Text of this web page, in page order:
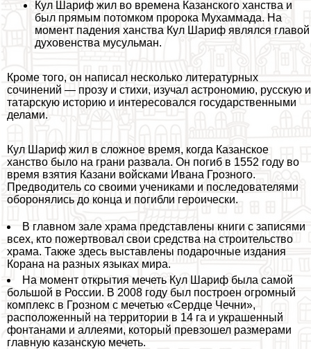
Кул Шариф жил во времена Казанского ханства и
был прямым потомком пророка Мухаммада. На
момент падения ханства Кул Шариф являлся главой
духовенства мусульман.
Кроме того, он написал несколько литературных
сочинений — прозу и стихи, изучал астрономию, русскую и
татарскую историю и интересовался государственными
делами.
Кул Шариф жил в сложное время, когда Казанское
ханство было на грани развала. Он погиб в 1552 году во
время взятия Казани войсками Ивана Грозного.
Предводитель со своими учениками и последователями
оборонялись до конца и погибли героически.
В главном зале храма представлены книги с записями
всех, кто пожертвовал свои средства на строительство
храма. Также здесь выставлены подарочные издания
Корана на разных языках мира.
На момент открытия мечеть Кул Шариф была самой
большой в России. В 2008 году был построен огромный
комплекс в Грозном с мечетью «Сердце Чечни»,
расположенный на территории в 14 га и украшенный
фонтанами и аллеями, который превзошел размерами
главную казанскую мечеть.